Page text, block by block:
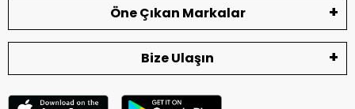
Öne Çıkan Markalar
Bize Ulaşın